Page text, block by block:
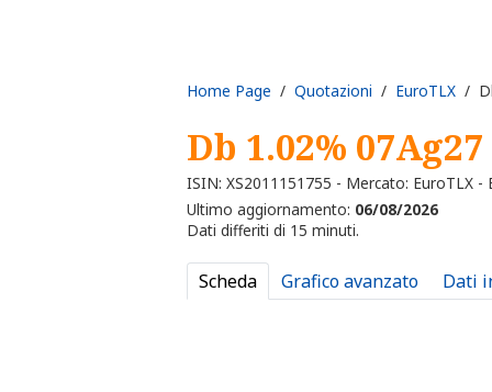
Home Page / Quotazioni / EuroTLX /
Db 1.02% 07Ag27
ISIN: XS2011151755 - Mercato: EuroTLX -
Ultimo aggiornamento: 06/08/2026
Dati differiti di 15 minuti.
Scheda Grafico avanzato Dati